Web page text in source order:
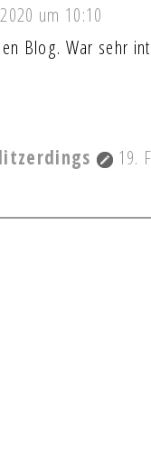
um 10:10
Blog. War sehr
19.